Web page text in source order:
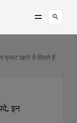
खाने से मिलते हैं
इन